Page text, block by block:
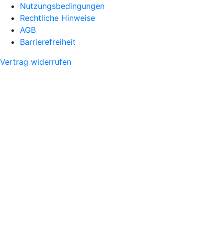
Nutzungsbedingungen
Rechtliche Hinweise
AGB
Barrierefreiheit
Vertrag widerrufen